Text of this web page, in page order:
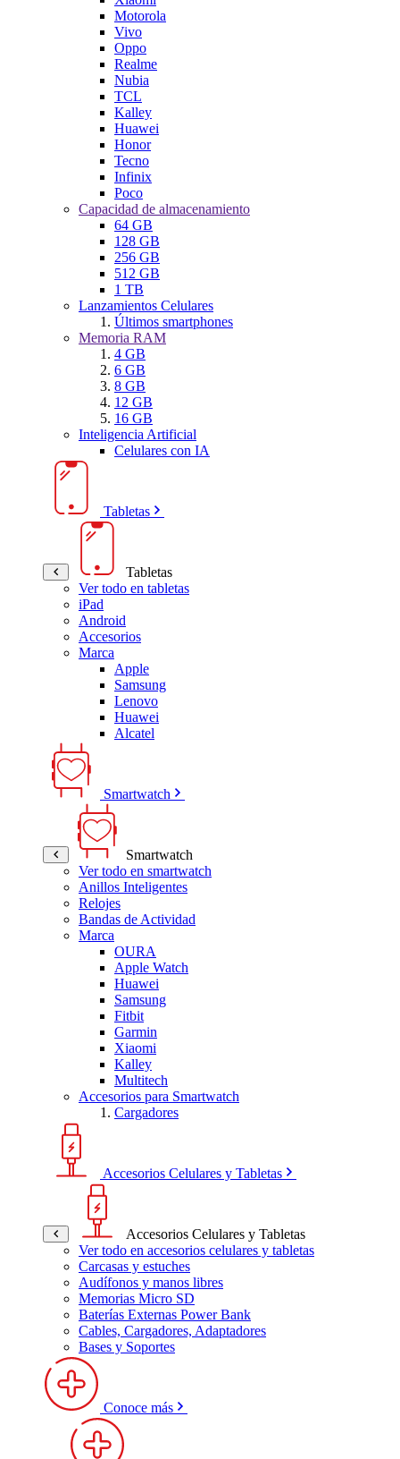
Motorola
Vivo
Oppo
Realme
Nubia
TCL
Kalley
Huawei
Honor
Tecno
Infinix
Poco
Capacidad de almacenamiento
64 GB
128 GB
256 GB
512 GB
1 TB
Lanzamientos Celulares
Últimos smartphones
Memoria RAM
4 GB
6 GB
8 GB
12 GB
16 GB
Inteligencia Artificial
Celulares con IA
Tabletas
Tabletas
Ver todo en tabletas
iPad
Android
Accesorios
Marca
Apple
Samsung
Lenovo
Huawei
Alcatel
Smartwatch
Smartwatch
Ver todo en smartwatch
Anillos Inteligentes
Relojes
Bandas de Actividad
Marca
OURA
Apple Watch
Huawei
Samsung
Fitbit
Garmin
Xiaomi
Kalley
Multitech
Accesorios para Smartwatch
Cargadores
Accesorios Celulares y Tabletas
Accesorios Celulares y Tabletas
Ver todo en accesorios celulares y tabletas
Carcasas y estuches
Audífonos y manos libres
Memorias Micro SD
Baterías Externas Power Bank
Cables, Cargadores, Adaptadores
Bases y Soportes
Conoce más